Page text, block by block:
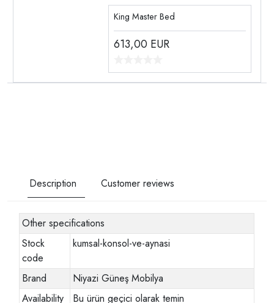
King Master Bed
613,00 EUR
Description Customer reviews
Other specifications
Stock
code
kumsal-konsol-ve-aynasi
Brand
Niyazi Güneş Mobilya
Availability
Bu ürün geçici olarak temin